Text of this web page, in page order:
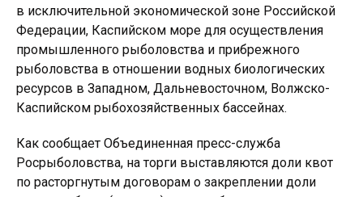
в исключительной экономической зоне Российской
Федерации, Каспийском море для осуществления
промышленного рыболовства и прибрежного
рыболовства в отношении водных биологических
ресурсов в Западном, Дальневосточном, Волжско-
Каспийском рыбохозяйственных бассейнах.
Как сообщает Объединенная пресс-служба
Росрыболовства, на торги выставляются доли квот
по расторгнутым договорам о закреплении доли